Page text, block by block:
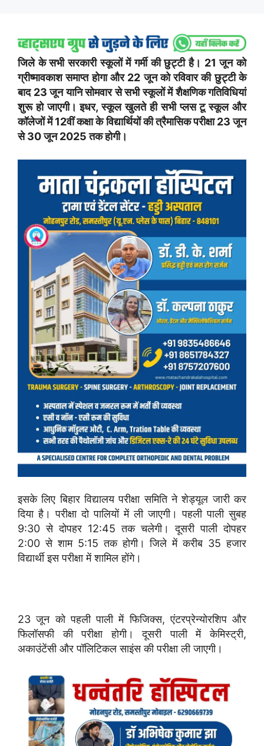
जिले के सभी सरकारी स्कूलों में गर्मी की छुट्टी है। 21 जून को
ग्रीष्मावकाश समाप्त होगा और 22 जून को रविवार की छुट्टी के
बाद 23 जून यानि सोमवार से सभी स्कूलों में शैक्षणिक गतिविधियां
शुरू हो जाएगी। इधर, स्कूल खुलते ही सभी प्लस टू स्कूल और
कॉलेजों में 12वीं कक्षा के विद्यार्थियों की त्रैमासिक परीक्षा 23 जून
से 30 जून 2025 तक होगी।
इसके लिए बिहार विद्यालय परीक्षा समिति ने शेड्यूल जारी कर
दिया है। परीक्षा दो पालियों में ली जाएगी। पहली पाली सुबह
9:30 से दोपहर 12:45 तक चलेगी। दूसरी पाली दोपहर
2:00 से शाम 5:15 तक होगी। जिले में करीब 35 हजार
विद्यार्थी इस परीक्षा में शामिल होंगे।
23 जून को पहली पाली में फिजिक्स, एंटरप्रेन्योरशिप और
फिलॉसफी की परीक्षा होगी। दूसरी पाली में केमिस्ट्री,
अकाउंटेंसी और पॉलिटिकल साइंस की परीक्षा ली जाएगी।